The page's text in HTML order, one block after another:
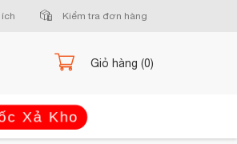
Kiểm tra đơn hàng
Giỏ hàng (0)
Xả Kho